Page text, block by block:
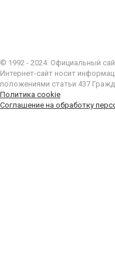
© 1992 - 2024. Официальный
Интернет-сайт носит
положениями статьи 437
Политика cookie
Соглашение на обработку